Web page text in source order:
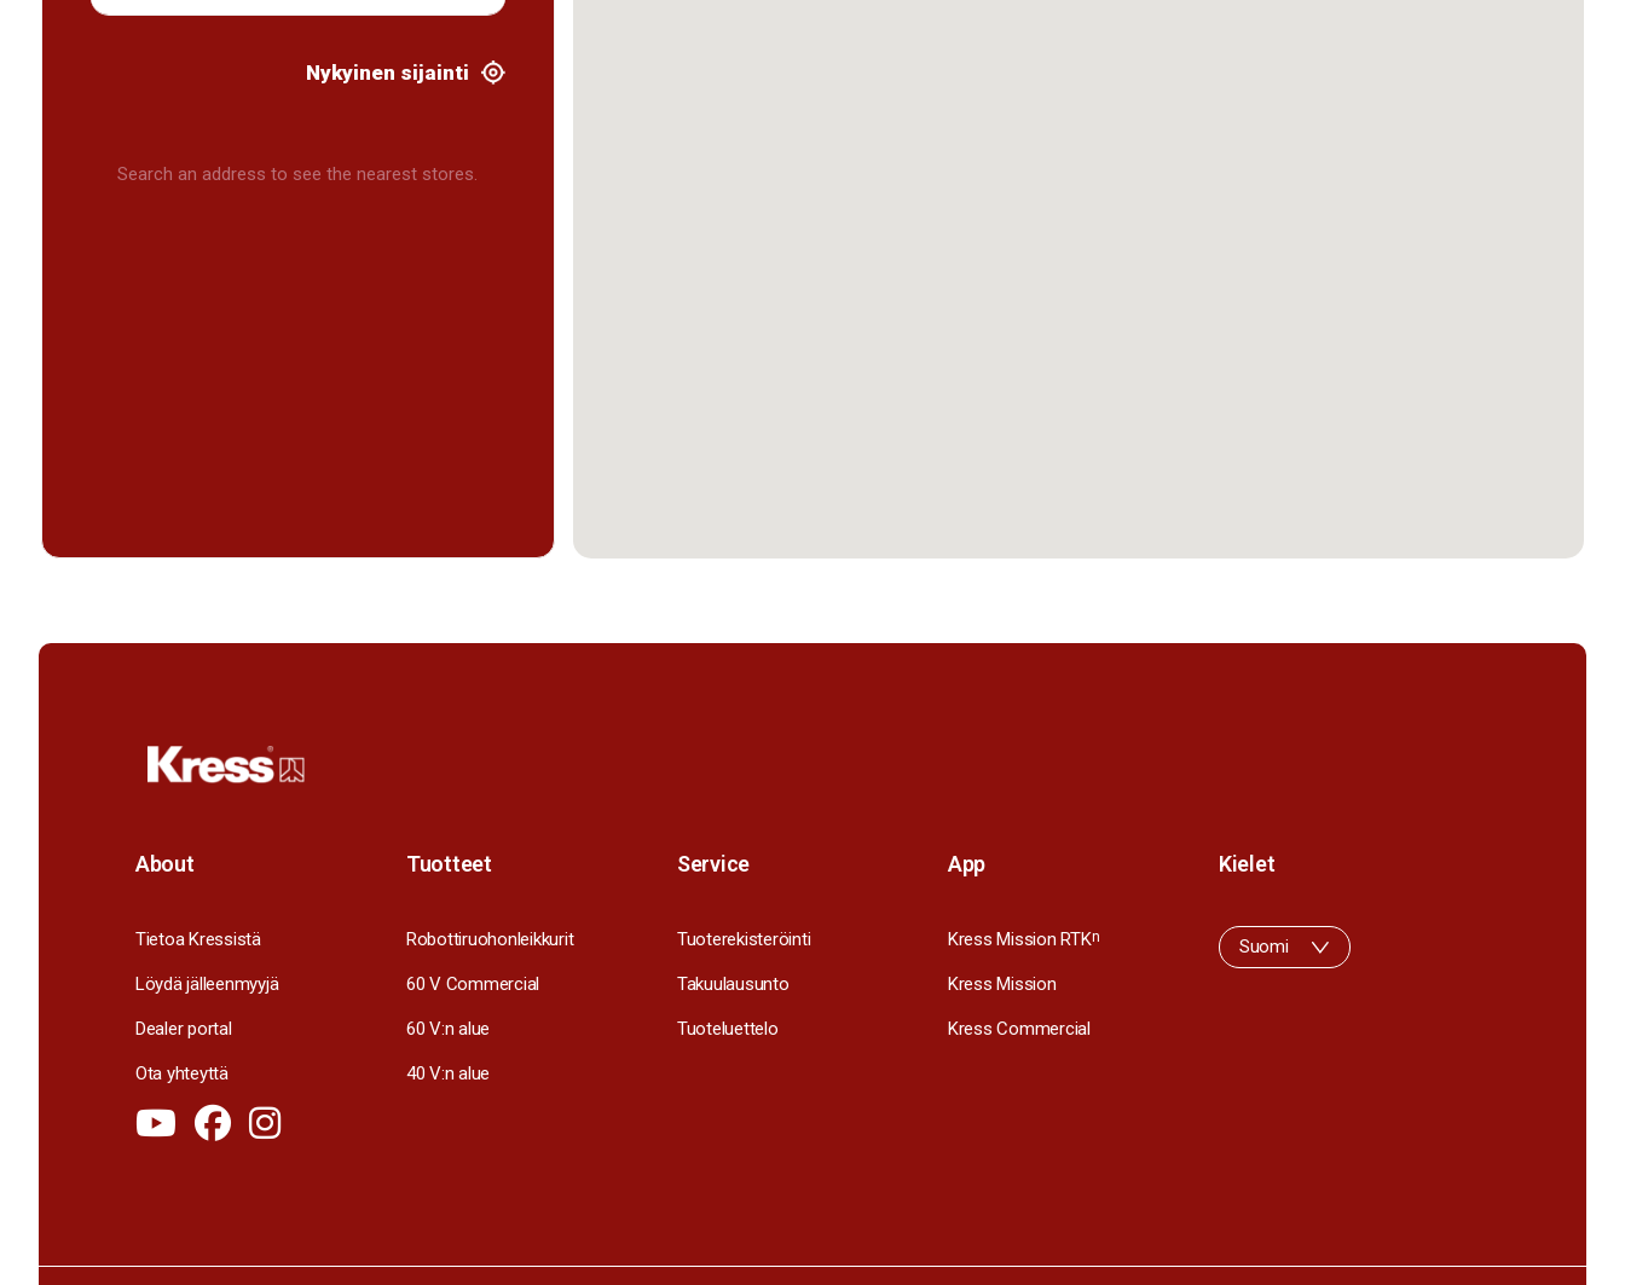
Nykyinen sijainti
Search an address to see the nearest stores.
About
Tietoa Kressistä
Löydä jälleenmyyjä
Dealer portal
Ota yhteyttä
Tuotteet
Robottiruohonleikkurit
60 V Commercial
60 V:n alue
40 V:n alue
Service
Tuoterekisteröinti
Takuulausunto
Tuoteluettelo
App
Kress Mission RTKn
Kress Mission
Kress Commercial
Kielet
Suomi